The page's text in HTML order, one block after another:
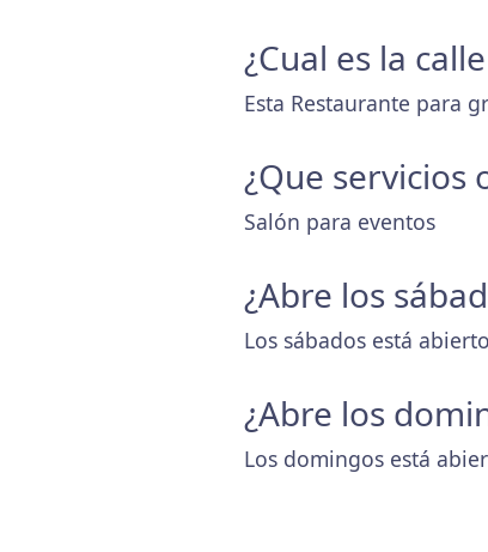
¿Cual es la
Esta Restaurante para
¿Que servicios
Salón para eventos
¿Abre los
Los sábados está
¿Abre los
Los domingos está